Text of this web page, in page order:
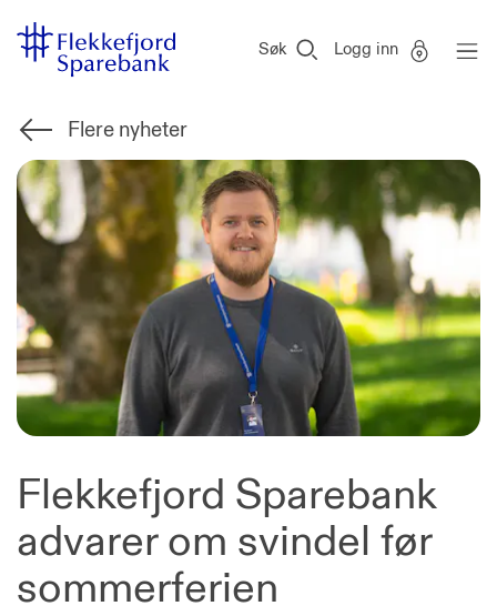
Gå til sideinnhold
Sparebank
Søk Logg inn
Flere nyheter
Flekkefjord Sparebank
advarer om svindel før
sommerferien
er
Miljøfyrtårn-